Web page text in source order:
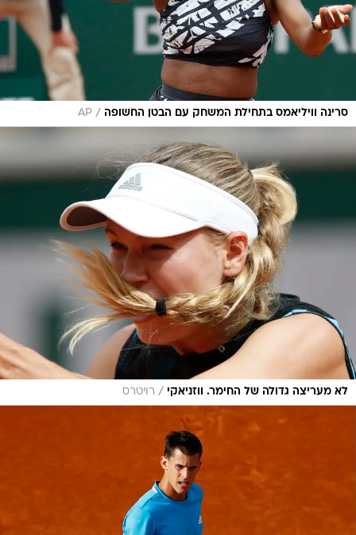
סרינה וויליאמס בתחילת המשחק עם הבטן החשופה /
AP
לא מעריצה גדולה של החימר. ווזניאקי / רויטרס